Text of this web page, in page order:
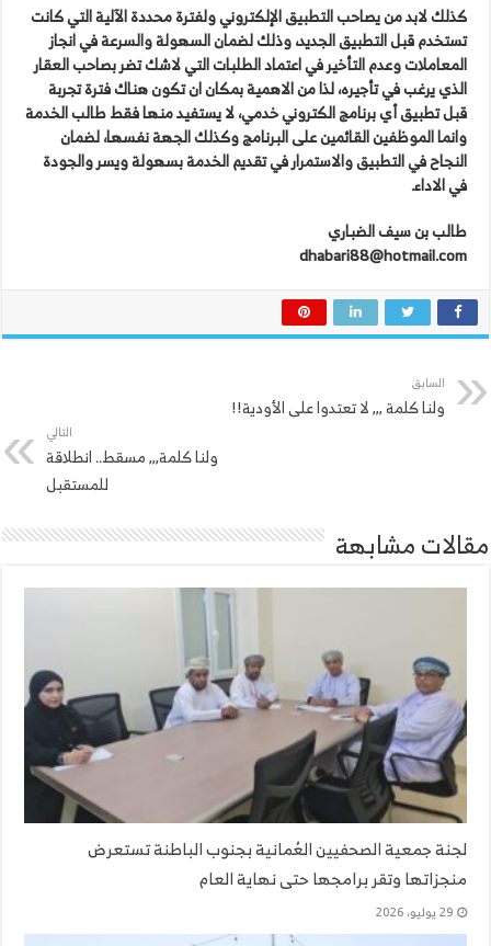
كذلك لابد من يصاحب التطبيق الإلكتروني ولفترة محددة الآلية التي كانت
تستخدم قبل التطبيق الجديد، وذلك لضمان السهولة والسرعة في انجاز
المعاملات وعدم التأخير في اعتماد الطلبات التي لاشك تضر بصاحب العقار
الذي يرغب في تأجيره، لذا من الاهمية بمكان ان تكون هناك فترة تجربة
قبل تطبيق أي برنامج الكتروني خدمي، لا يستفيد منها فقط طالب الخدمة
وانما الموظفين القائمين على البرنامج وكذلك الجهة نفسها، لضمان
النجاح في التطبيق والاستمرار في تقديم الخدمة بسهولة ويسر والجودة
في الاداء.
طالب بن سيف الضباري
dhabari88@hotmail.com
السابق
ولنا كلمة ,,, لا تعتدوا على الأودية!!
التالي
ولنا كلمة,,, مسقط.. انطلاقة
للمستقبل
مقالات مشابهة
لجنة جمعية الصحفيين العُمانية بجنوب الباطنة تستعرض
منجزاتها وتقر برامجها حتى نهاية العام
29 يوليو، 2026